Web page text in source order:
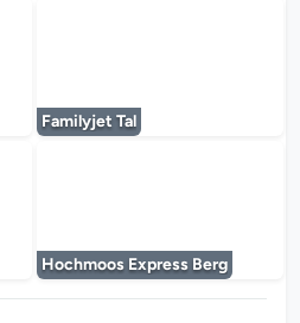
Familyjet Tal
Hochmoos Express Berg